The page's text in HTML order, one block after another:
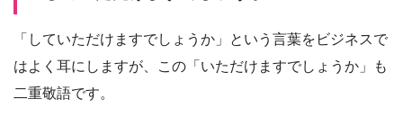
「していただけますでしょうか」という言葉をビジネスで
はよく耳にしますが、この「いただけますでしょうか」も
二重敬語です。